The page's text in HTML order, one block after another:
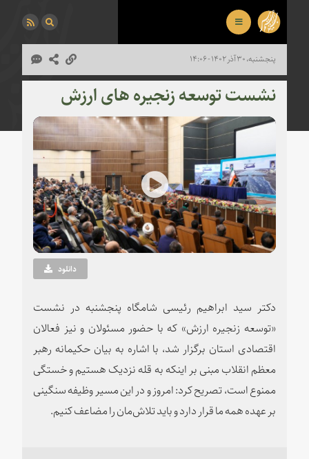
پنجشنبه، ۳۰ آذر ۱۴۰۲ - ۱۴:۰۶
نشست توسعه زنجیره های ارزش
Play
Video دانلود
دکتر سید ابراهیم رئیسی شامگاه پنجشنبه در نشست
«توسعه زنجیره ارزش» که با حضور مسئولان و نیز فعالان
اقتصادی استان برگزار شد، با اشاره به بیان حکیمانه رهبر
معظم انقلاب مبنی بر اینکه به قله نزدیک هستیم و خستگی
ممنوع است، تصریح کرد: امروز و در این مسیر وظیفه سنگینی
بر عهده همه ما قرار دارد و باید تلاش‌مان را مضاعف کنیم.